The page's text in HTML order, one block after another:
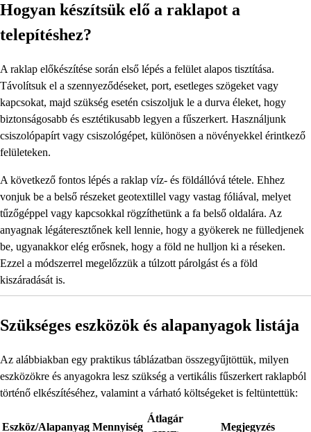
Hogyan készítsük elő a raklapot a
telepítéshez?
A raklap előkészítése során első lépés a felület alapos tisztítása.
Távolítsuk el a szennyeződéseket, port, esetleges szögeket vagy
kapcsokat, majd szükség esetén csiszoljuk le a durva éleket, hogy
biztonságosabb és esztétikusabb legyen a fűszerkert. Használjunk
csiszolópapírt vagy csiszológépet, különösen a növényekkel érintkező
felületeken.
A következő fontos lépés a raklap víz- és földállóvá tétele. Ehhez
vonjuk be a belső részeket geotextillel vagy vastag fóliával, melyet
tűzőgéppel vagy kapcsokkal rögzíthetünk a fa belső oldalára. Az
anyagnak légáteresztőnek kell lennie, hogy a gyökerek ne fülledjenek
be, ugyanakkor elég erősnek, hogy a föld ne hulljon ki a réseken.
Ezzel a módszerrel megelőzzük a túlzott párolgást és a föld
kiszáradását is.
Szükséges eszközök és alapanyagok listája
Az alábbiakban egy praktikus táblázatban összegyűjtöttük, milyen
eszközökre és anyagokra lesz szükség a vertikális fűszerkert raklapból
történő elkészítéséhez, valamint a várható költségeket is feltüntettük:
Eszköz/Alapanyag Mennyiség
Átlagár
Megjegyzés